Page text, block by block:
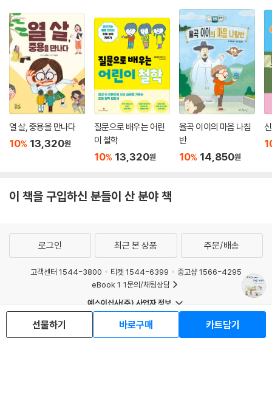
열 살, 중용을 만나다
10% 13,320원
질문으로 배우는 어린
이 철학
10% 13,320원
율곡 이이의 마음 나침
반
10% 14,850원
이 책을 구입하신 분들이 산 분야 책
선물하기 바로구매 카트담기
로그인 최근 본 상품 주문/배송
고객센터 1544-3800 티켓 1544-6399
중고샵 1566-4295
eBook 1:1문의/채팅상담
예스이십사(주) 사업자 정보
이용약관
개인정보처리방침
청소년보호정책